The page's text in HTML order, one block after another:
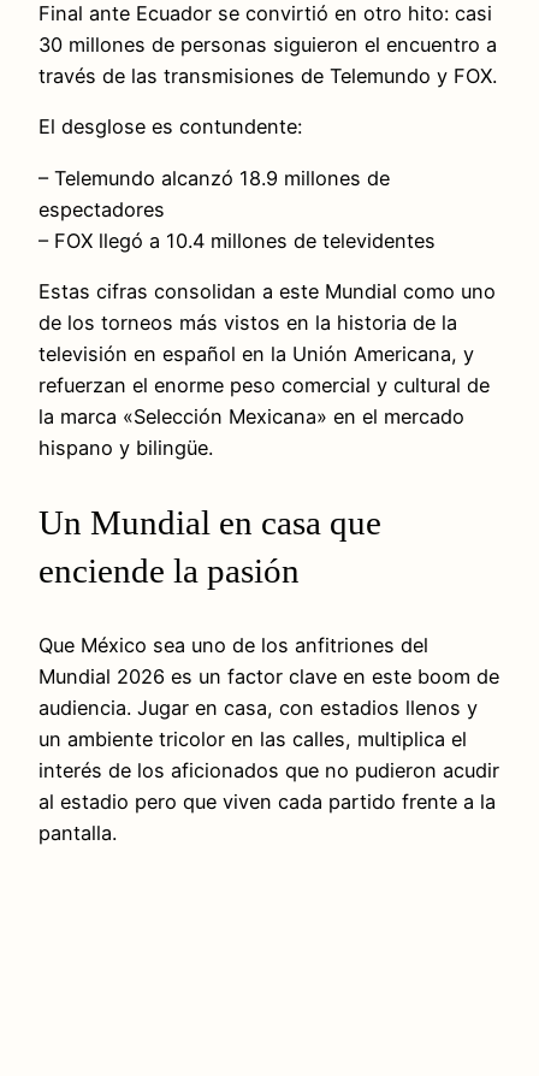
Final ante Ecuador se convirtió en otro hito: casi
30 millones de personas siguieron el encuentro a
través de las transmisiones de Telemundo y FOX.
El desglose es contundente:
– Telemundo alcanzó 18.9 millones de
espectadores
– FOX llegó a 10.4 millones de televidentes
Estas cifras consolidan a este Mundial como uno
de los torneos más vistos en la historia de la
televisión en español en la Unión Americana, y
refuerzan el enorme peso comercial y cultural de
la marca «Selección Mexicana» en el mercado
hispano y bilingüe.
Un Mundial en casa que
enciende la pasión
Que México sea uno de los anfitriones del
Mundial 2026 es un factor clave en este boom de
audiencia. Jugar en casa, con estadios llenos y
un ambiente tricolor en las calles, multiplica el
interés de los aficionados que no pudieron acudir
al estadio pero que viven cada partido frente a la
pantalla.